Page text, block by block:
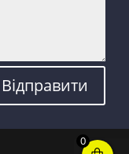
Відправити
0